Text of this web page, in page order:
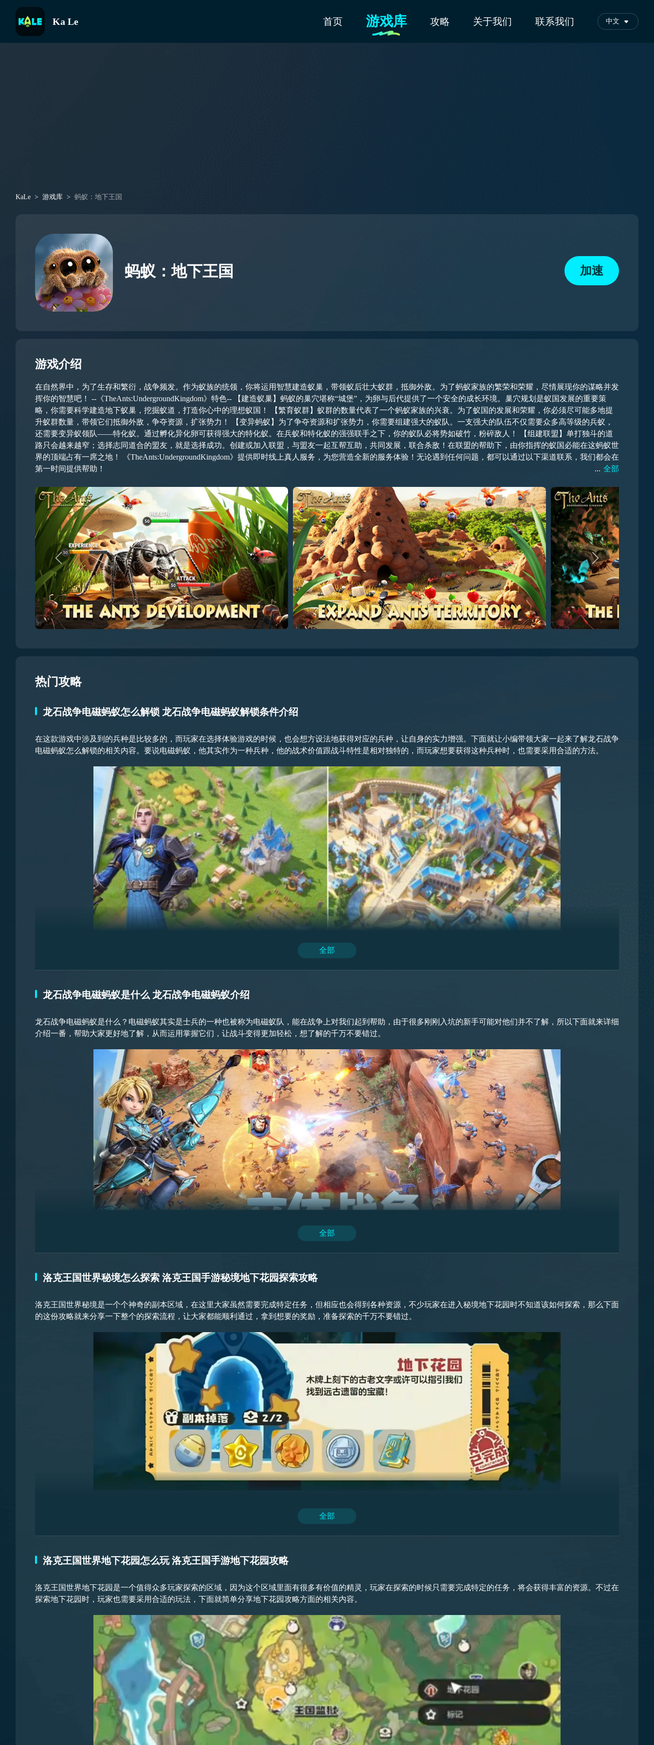
Ka Le 首页 游戏库 攻略 关于我们 联系我们 中文
KaLe 游戏库 蚂蚁：地下王国
蚂蚁：地下王国 加速
游戏介绍
在自然界中，为了生存和繁衍，战争频发。作为蚁族的统领，你将运用智慧建造蚁巢，带领蚁后壮大蚁群，抵御外敌。为了蚂蚁家族的繁荣和荣耀，尽情展现你的谋略并发
挥你的智慧吧！ --《TheAnts:UndergroundKingdom》特色-- 【建造蚁巢】蚂蚁的巢穴堪称“城堡”，为卵与后代提供了一个安全的成长环境。巢穴规划是蚁国发展的重要策
略，你需要科学建造地下蚁巢，挖掘蚁道，打造你心中的理想蚁国！ 【繁育蚁群】蚁群的数量代表了一个蚂蚁家族的兴衰。为了蚁国的发展和荣耀，你必须尽可能多地提
升蚁群数量，带领它们抵御外敌，争夺资源，扩张势力！ 【变异蚂蚁】为了争夺资源和扩张势力，你需要组建强大的蚁队。一支强大的队伍不仅需要众多高等级的兵蚁，
还需要变异蚁领队——特化蚁。通过孵化异化卵可获得强大的特化蚁。在兵蚁和特化蚁的强强联手之下，你的蚁队必将势如破竹，粉碎敌人！ 【组建联盟】单打独斗的道
路只会越来越窄；选择志同道合的盟友，就是选择成功。创建或加入联盟，与盟友一起互帮互助，共同发展，联合杀敌！在联盟的帮助下，由你指挥的蚁国必能在这蚂蚁世
界的顶端占有一席之地！ 《TheAnts:UndergroundKingdom》提供即时线上真人服务，为您营造全新的服务体验！无论遇到任何问题，都可以通过以下渠道联系，我们都会在
第一时间提供帮助！
... 全部
热门攻略
龙石战争电磁蚂蚁怎么解锁 龙石战争电磁蚂蚁解锁条件介绍
在这款游戏中涉及到的兵种是比较多的，而玩家在选择体验游戏的时候，也会想方设法地获得对应的兵种，让自身的实力增强。下面就让小编带领大家一起来了解龙石战争
电磁蚂蚁怎么解锁的相关内容。要说电磁蚂蚁，他其实作为一种兵种，他的战术价值跟战斗特性是相对独特的，而玩家想要获得这种兵种时，也需要采用合适的方法。
以解锁电磁蚂蚁。
要说电磁蚂蚁在游戏初期的时候，是特别重要的助力，因为他是以纯体作战作为核心条件，虽然整个兵种的强度不是特别的高，但是他的数量特别的庞大，所以说他在他才
被称之为蚂蚁，而在战斗的时候，他可以借助蚁海战术，主要就是利用这种战术慢慢的消耗敌人的资源，让敌人失败。
要说电磁蚂蚁也具备锁定建筑的特殊机制，简单来说就是在关键的时候，他能够有效地拖住敌人的建筑或者是敌人的防御工事，这样的话，就可以给自己的团队创造突破的
龙石战争电磁蚂蚁的解锁条件就分享到这里，其实玩家如果获得了电磁蚂蚁的话，也需要合理的使用。虽然电磁蚂蚁在游戏初期的时候具备众多的优势，但是玩家也需要注
意，他其实也具备一定的克制关系。
全部
龙石战争电磁蚂蚁是什么 龙石战争电磁蚂蚁介绍
龙石战争电磁蚂蚁是什么？电磁蚂蚁其实是士兵的一种也被称为电磁蚁队，能在战争上对我们起到帮助，由于很多刚刚入坑的新手可能对他们并不了解，所以下面就来详细
介绍一番，帮助大家更好地了解，从而运用掌握它们，让战斗变得更加轻松，想了解的千万不要错过。
电磁蚂蚁虽然身子小，但却是以数量和速度取胜的精英部队，当他们集结在一起的时候，威力是十分强大的，并且作为战争武器，斯卡卡还特意为他们进行了加强化的改
让它们的口器，也就是嘴钳变得更大并且咬合力也有加强，从而在战场上能快速地啃咬敌人，必要时刻还能释放出电流，让面对的敌人陷入短暂的麻痹状态，方便我方进行
全部
洛克王国世界秘境怎么探索 洛克王国手游秘境地下花园探索攻略
洛克王国世界秘境是一个个神奇的副本区域，在这里大家虽然需要完成特定任务，但相应也会得到各种资源，不少玩家在进入秘境地下花园时不知道该如何探索，那么下面
的这份攻略就来分享一下整个的探索流程，让大家都能顺利通过，拿到想要的奖励，准备探索的千万不要错过。
交互后接下来向左前方走能看到一个帐篷，在帐篷处能发现第三块牌子，记得这里在两顶帐篷的中间能找到一个宝箱，可以顺路拿一下，拿完后右转，来到古井的旁边能找
全部
洛克王国世界地下花园怎么玩 洛克王国手游地下花园攻略
洛克王国世界地下花园是一个值得众多玩家探索的区域，因为这个区域里面有很多有价值的精灵，玩家在探索的时候只需要完成特定的任务，将会获得丰富的资源。不过在
探索地下花园时，玩家也需要采用合适的玩法，下面就简单分享地下花园攻略方面的相关内容。